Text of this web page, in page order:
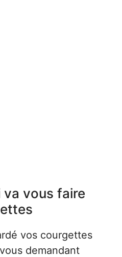
vous faire
vos courgettes
demandant